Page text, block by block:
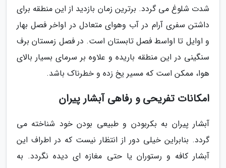
شدت شلوغ می گردد. برترین زمان بازدید از این منطقه برای
داشتن سفری آرام در آب وهوای متعادل در اواخر فصل بهار
و اوایل تا اواسط فصل تابستان است. در فصل زمستان برف
سنگینی در این منطقه باریده و علاوه بر سرمای بسیار بالای
هوا، ممکن است که مسیر یخ زده و خطرناک باشد.
امکانات تفریحی و رفاهی آبشار پیران
آبشار پیران به بکربودن و طبیعی بودن خود شناخته می
گردد. بنابراین خیلی دور از انتظار نیست که در اطراف این
آبشار کافه و رستوران یا حتی مغازه ای دیده نگردد. به